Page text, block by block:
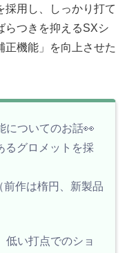
採用し、しっかり打て
らつきを抑えるSXシ
正機能」を向上させた
についてのお話👀
るグロメットを採
作は楕円、新製品
い打点でのショ